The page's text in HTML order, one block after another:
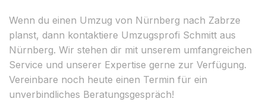
Wenn du einen Umzug von Nürnberg nach Zabrze
planst, dann kontaktiere Umzugsprofi Schmitt aus
Nürnberg. Wir stehen dir mit unserem umfangreichen
Service und unserer Expertise gerne zur Verfügung.
Vereinbare noch heute einen Termin für ein
unverbindliches Beratungsgespräch!